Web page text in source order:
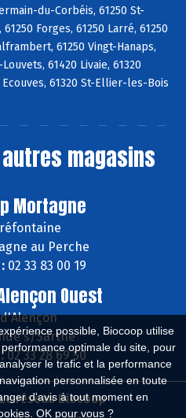
possible, Biocoop utilise
optimale du site, pour
le trafic et la performance
personnalisée en toute
d'avis à tout moment en
OK pour vous ?
du-Corbéis, 61250 St-
Forges, 61250 Larré, 61250
61250 Vingt-Hanaps,
61420 Livaie, 61320
61320 St-Ellier-les-Bois
magasins
Mortagne
au Perche
02 33 83 00 19
Ouest
s/Sarthe
02 33 28 69 50
réseau Biocoop